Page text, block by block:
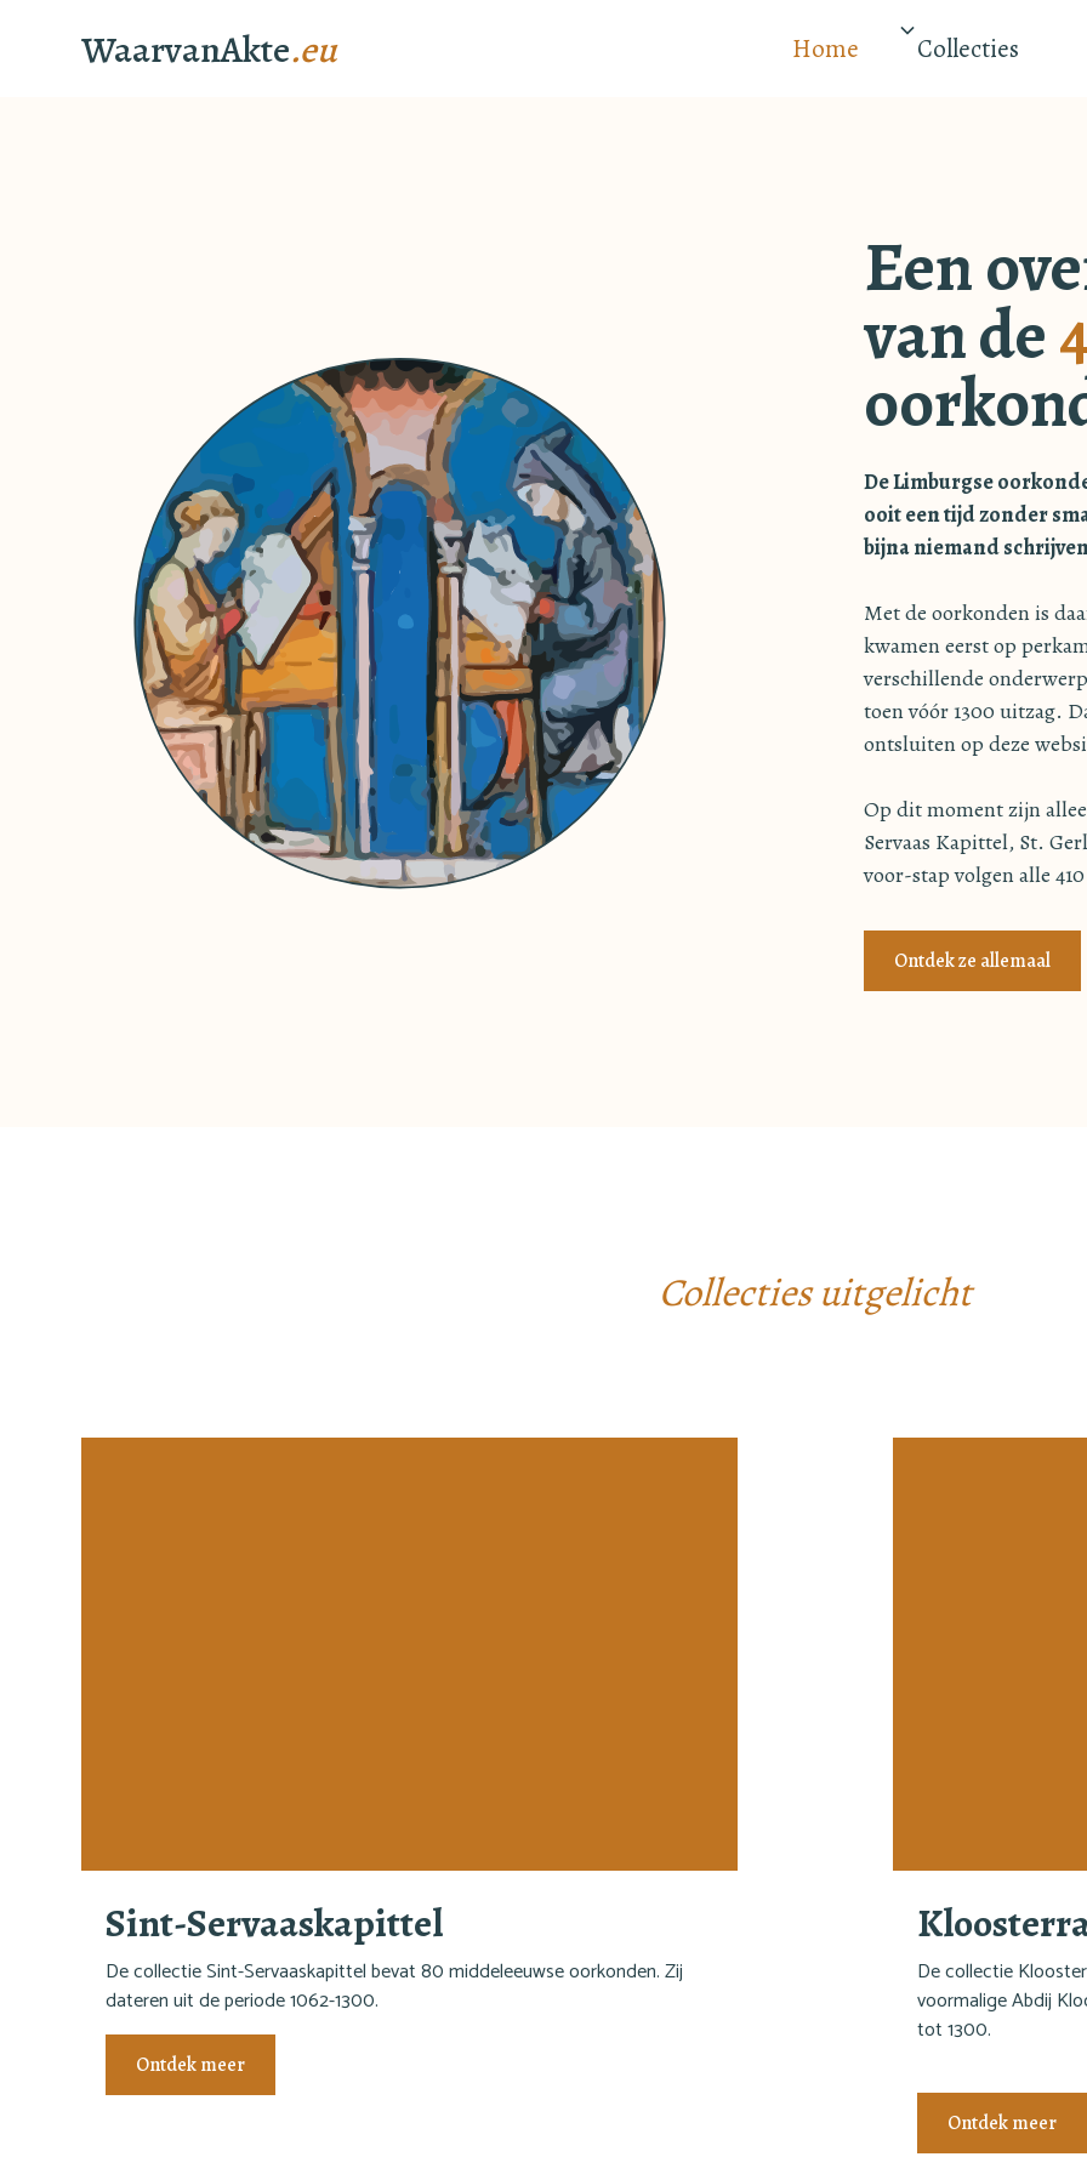
WaarvanAkte.eu Home Collecties
Een
van de
De Limburgse
ooit een tijd zonder
bijna niemand
Met de oorkonden is
kwamen eerst op
verschillende
toen vóór 1300 uitzag.
ontsluiten op deze
Op dit moment zijn
Servaas Kapittel, St.
voor-stap volgen alle
Ontdek ze allemaal
Collecties uitgelicht
Sint-Servaaskapittel
De collectie Sint-Servaaskapittel bevat 80 middeleeuwse oorkonden. Zij
dateren uit de periode 1062-1300.
Ontdek meer
De collectie
voormalige Abdij
tot 1300.
Ontdek meer